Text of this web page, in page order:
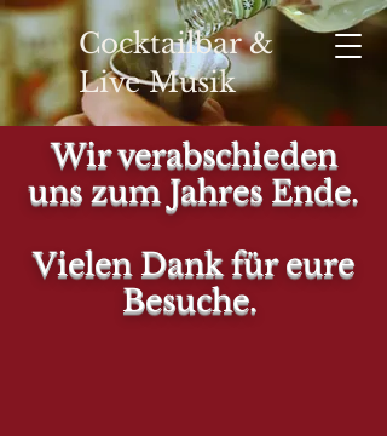
Cocktailbar &
Live Musik
Wir verabschieden
uns zum Jahres Ende.
Vielen Dank für eure
Besuche.